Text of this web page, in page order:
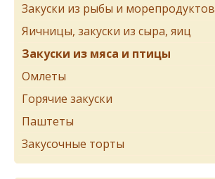
Закуски из рыбы и морепродуктов
Яичницы, закуски из сыра, яиц
Закуски из мяса и птицы
Омлеты
Горячие закуски
Паштеты
Закусочные торты